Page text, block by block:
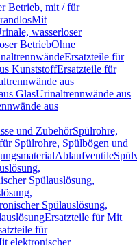
Betrieb, mit / für
Mit
wasserloser
BetriebOhne
Ersatzteile für
KunststoffErsatzteile für
aus
GlasUrinaltrennwände aus
aus
und ZubehörSpülrohre,
Spülrohre, Spülbögen und
Ablaufventile
Spülauslösung,
Spülauslösung,
Ersatzteile für Mit
für
elektronischer